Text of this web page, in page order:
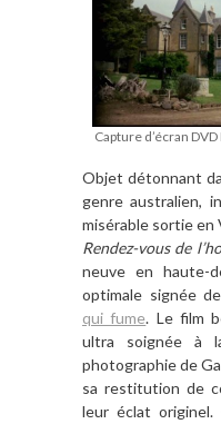
Capture d’écran
Objet détonnant
genre australien,
misérable sortie en
Rendez-vous de
neuve en haute-
optimale signée
qui fume. Le film
ultra soignée à
photographie de
sa restitution de
leur éclat originel.